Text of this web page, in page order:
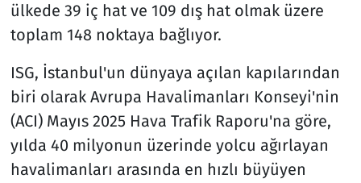
ülkede 39 iç hat ve 109 dış hat olmak üzere
toplam 148 noktaya bağlıyor.
ISG, İstanbul'un dünyaya açılan kapılarından
biri olarak Avrupa Havalimanları Konseyi'nin
(ACI) Mayıs 2025 Hava Trafik Raporu'na göre,
yılda 40 milyonun üzerinde yolcu ağırlayan
havalimanları arasında en hızlı büyüyen